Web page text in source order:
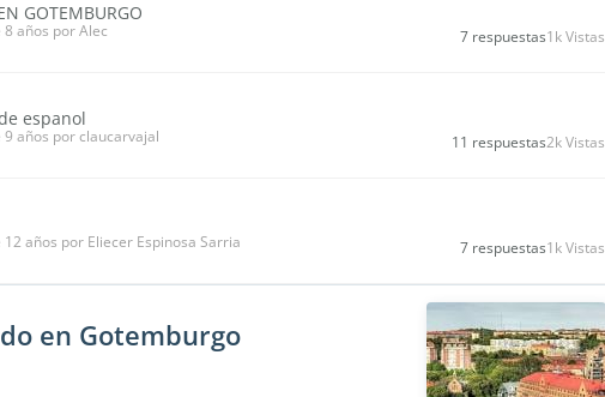
GOTEMBURGO
años por Alec 7 respuestas1k Vistas
espanol
años por claucarvajal 11 respuestas2k Vistas
años por Eliecer Espinosa Sarria 7 respuestas1k Vistas
en Gotemburgo